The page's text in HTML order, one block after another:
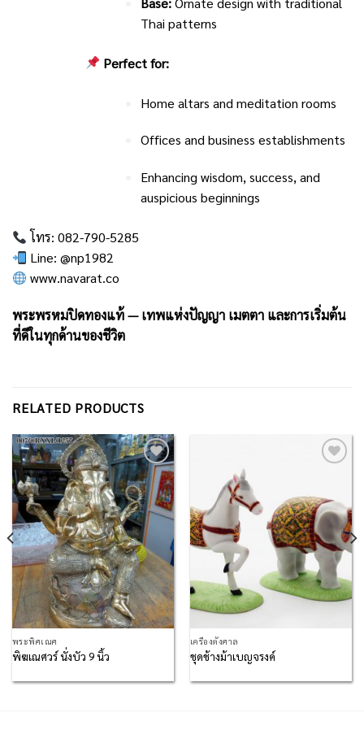
Thai patterns
Perfect for:
Home altars and meditation rooms
Offices and business establishments
Enhancing wisdom, success, and
auspicious beginnings
โทร: 082-790-5285
Line: @np1982
www.navarat.co
พระพรหมปิดทองแท้ — เทพแห่งปัญญา เมตตา และการเริ่มต้น
ที่ดีในทุกด้านของชีวิต
RELATED PRODUCTS
Add to
Wishlist
พระพิศเณศ
พิฆเณศวร์ นั่งบัว 9 นิ้ว
เครื่องตั้งศาล
ชุดช้างม้าเบญจรงค์